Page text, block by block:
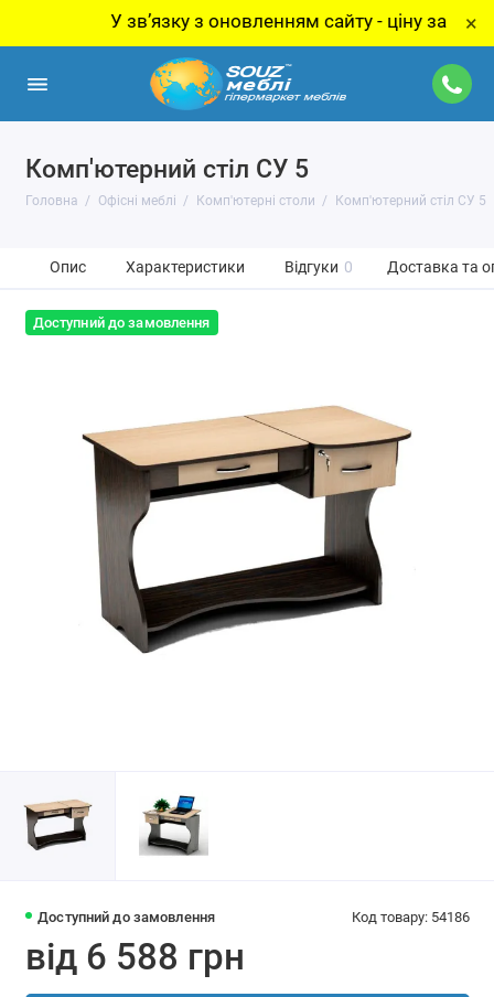
У звʼязку з оновленням сайту - ціну за товар ×
Комп'ютерний стіл СУ 5
Головна Офісні меблі Комп'ютерні столи Комп'ютерний стіл СУ 5
Опис Характеристики Відгуки 0 Доставка та
Доступний до замовлення
Доступний до замовлення Код товару: 54186
від 6 588 грн